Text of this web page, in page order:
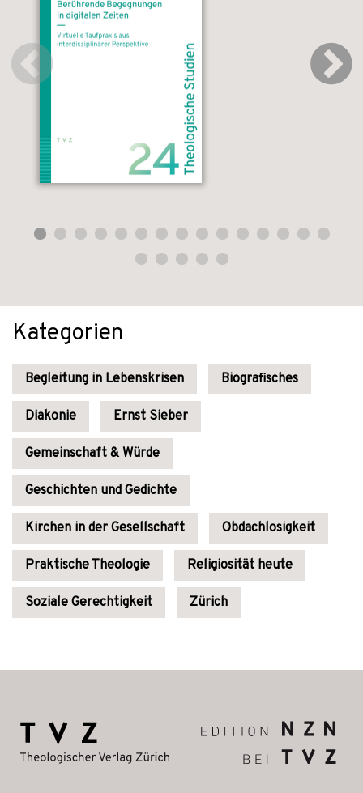
Kategorien
Begleitung in Lebenskrisen Biografisches
Diakonie Ernst Sieber
Gemeinschaft & Würde
Geschichten und Gedichte
Kirchen in der Gesellschaft Obdachlosigkeit
Praktische Theologie Religiosität heute
Soziale Gerechtigkeit Zürich